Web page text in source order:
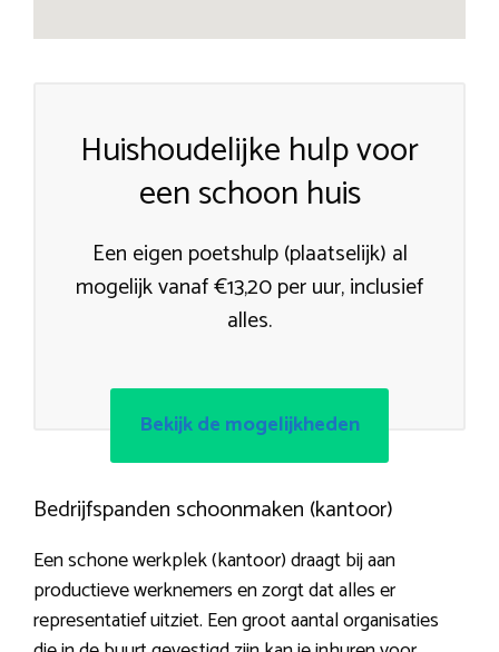
Huishoudelijke hulp voor
een schoon huis
Een eigen poetshulp (plaatselijk) al
mogelijk vanaf €13,20 per uur, inclusief
alles.
Bekijk de mogelijkheden
Bedrijfspanden schoonmaken (kantoor)
Een schone werkplek (kantoor) draagt bij aan
productieve werknemers en zorgt dat alles er
representatief uitziet. Een groot aantal organisaties